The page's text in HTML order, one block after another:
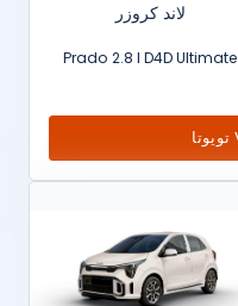
لاند كروزر
Prado 2.8 l D4D Ultimate